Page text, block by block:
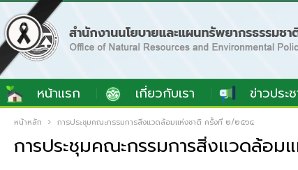
หน้าแรก เกี่ยวกับเรา ข่าวประ
หน้าหลัก การประชุมคณะกรรมการสิ่งแวดล้อมแห่งชาติ ครั้งที่ ๒/๒๕๖๔
การประชุมคณะกรรมการสิ่งแวดล้อ